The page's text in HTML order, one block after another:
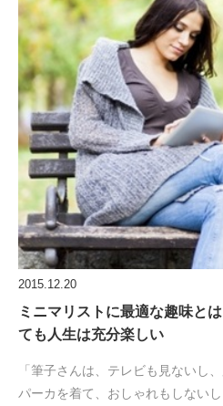
2015.12.20
ミニマリストに最適な趣味と
ても人生は充分楽しい
「筆子さんは、テレビも見ないし
パーカを着て、おしゃれもしない